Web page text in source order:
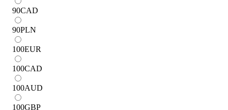
90CAD
90PLN
100EUR
100CAD
100AUD
100GBP